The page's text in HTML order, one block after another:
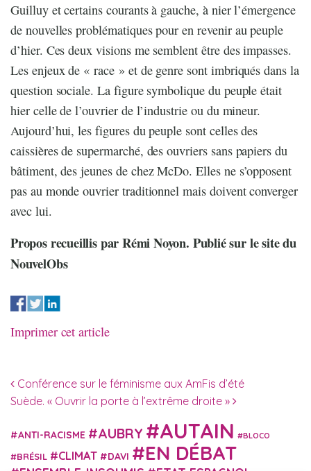
Guilluy et certains courants à gauche, à nier l’émergence
de nouvelles problématiques pour en revenir au peuple
d’hier. Ces deux visions me semblent être des impasses.
Les enjeux de « race » et de genre sont imbriqués dans la
question sociale. La figure symbolique du peuple était
hier celle de l’ouvrier de l’industrie ou du mineur.
Aujourd’hui, les figures du peuple sont celles des
caissières de supermarché, des ouvriers sans papiers du
bâtiment, des jeunes de chez McDo. Elles ne s’opposent
pas au monde ouvrier traditionnel mais doivent converger
avec lui.
Propos recueillis par Rémi Noyon. Publié sur le site du
NouvelObs
Imprimer cet article
Navigation des articles
Conférence sur le féminisme aux AmFis d’été
Suède. « Ouvrir la porte à l’extrême droite »
ANTI-RACISME AUBRY AUTAIN BLOCO
BRÉSIL CLIMAT DAVI EN DÉBAT